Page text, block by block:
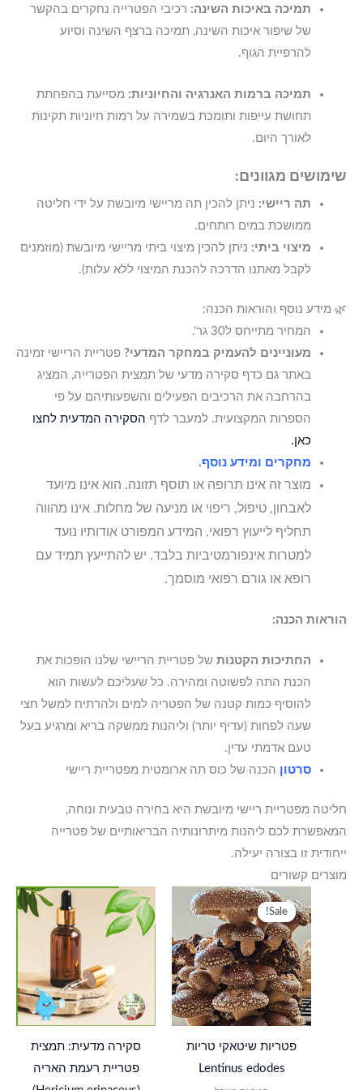
תמיכה באיכות השינה: רכיבי הפטרייה נחקרים בהקשר
של שיפור איכות השינה, תמיכה ברצף השינה וסיוע
להרפיית הגוף.
תמיכה ברמות האנרגיה והחיוניות: מסייעת בהפחתת
תחושת עייפות ותומכת בשמירה על רמות חיוניות תקינות
לאורך היום.
שימושים מגוונים:
תה ריישי: ניתן להכין תה מריישי מיובשת על ידי חליטה
ממושכת במים רותחים.
מיצוי ביתי: ניתן להכין מיצוי ביתי מריישי מיובשת (מוזמנים
לקבל מאתנו הדרכה להכנת המיצוי ללא עלות).
🌿 מידע נוסף והוראות הכנה:
המחיר מתייחס ל30 גר'.
מעוניינים להעמיק במחקר המדעי?פטריית הריישי זמינה
באתר גם כדף סקירה מדעי של תמצית הפטרייה, המציג
בהרחבה את הרכיבים הפעילים והשפעותיהם על פי
הספרות המקצועית. למעבר לדף הסקירה המדעית לחצו
כאן.
מחקרים ומידע נוסף.
מוצר זה אינו תרופה או תוסף תזונה. הוא אינו מיועד
לאבחון, טיפול, ריפוי או מניעה של מחלות. אינו מהווה
תחליף לייעוץ רפואי. המידע המפורט אודותיו נועד
למטרות אינפורמטיביות בלבד. יש להתייעץ תמיד עם
רופא או גורם רפואי מוסמך.
הוראות הכנה:
החתיכות הקטנותשל פטריית הריישי שלנו הופכות את
הכנת התה לפשוטה ומהירה. כל שעליכם לעשות הוא
להוסיף כמות קטנה של הפטריה למים ולהרתיח למשל חצי
שעה לפחות (עדיף יותר) וליהנות ממשקה בריא ומרגיע בעל
טעם אדמתי עדין.
סרטון הכנה של כוס תה ארומטית מפטריית ריישי
חליטה מפטריית ריישי מיובשת היא בחירה טבעית ונוחה,
המאפשרת לכם ליהנות מיתרונותיה הבריאותיים של פטרייה
ייחודית זו בצורה יעילה.
מוצרים קשורים
Sale!
Sale!
פטריות שיטאקי טריות
Lentinus edodes
המחיר
המקורי
היה:
₪29.00.
המחיר
הנוכחי
הוא:
₪23.00.
סקירה מדעית: תמצית
פטריית רעמת האריה